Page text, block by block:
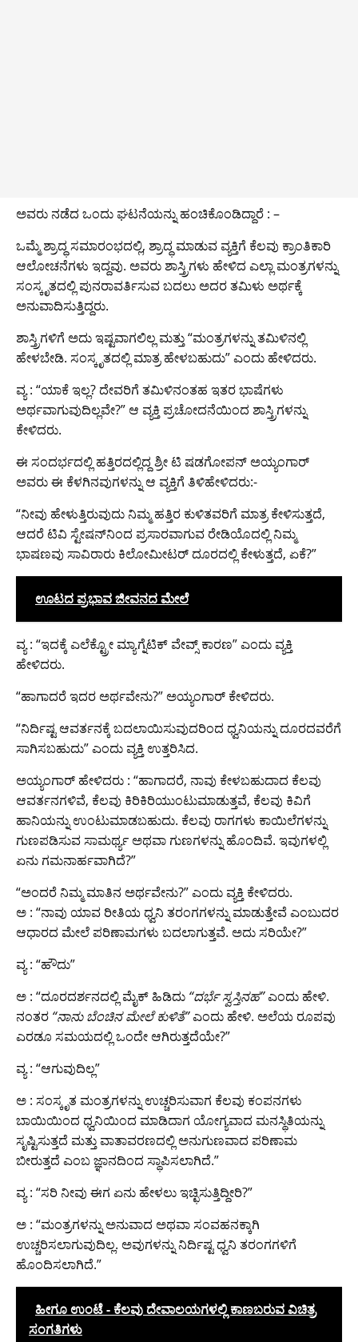
ಅವರು ನಡೆದ ಒಂದು ಘಟನೆಯನ್ನು ಹಂಚಿಕೊಂಡಿದ್ದಾರೆ : –
ಒಮ್ಮೆ ಶ್ರಾದ್ಧ ಸಮಾರಂಭದಲ್ಲಿ, ಶ್ರಾದ್ಧ ಮಾಡುವ ವ್ಯಕ್ತಿಗೆ ಕೆಲವು ಕ್ರಾಂತಿಕಾರಿ
ಆಲೋಚನೆಗಳು ಇದ್ದವು. ಅವರು ಶಾಸ್ತ್ರಿಗಳು ಹೇಳಿದ ಎಲ್ಲಾ ಮಂತ್ರಗಳನ್ನು
ಸಂಸ್ಕೃತದಲ್ಲಿ ಪುನರಾವರ್ತಿಸುವ ಬದಲು ಅದರ ತಮಿಳು ಅರ್ಥಕ್ಕೆ
ಅನುವಾದಿಸುತ್ತಿದ್ದರು.
ಶಾಸ್ತ್ರಿಗಳಿಗೆ ಅದು ಇಷ್ಟವಾಗಲಿಲ್ಲ ಮತ್ತು “ಮಂತ್ರಗಳನ್ನು ತಮಿಳಿನಲ್ಲಿ
ಹೇಳಬೇಡಿ. ಸಂಸ್ಕೃತದಲ್ಲಿ ಮಾತ್ರ ಹೇಳಬಹುದು” ಎಂದು ಹೇಳಿದರು.
ವ್ಯ : “ಯಾಕೆ ಇಲ್ಲ? ದೇವರಿಗೆ ತಮಿಳಿನಂತಹ ಇತರ ಭಾಷೆಗಳು
ಅರ್ಥವಾಗುವುದಿಲ್ಲವೇ?” ಆ ವ್ಯಕ್ತಿ ಪ್ರಚೋದನೆಯಿಂದ ಶಾಸ್ತ್ರಿಗಳನ್ನು
ಕೇಳಿದರು.
ಈ ಸಂದರ್ಭದಲ್ಲಿ ಹತ್ತಿರದಲ್ಲಿದ್ದ ಶ್ರೀ ಟಿ ಷಡಗೋಪನ್ ಅಯ್ಯಂಗಾರ್
ಅವರು ಈ ಕೆಳಗಿನವುಗಳನ್ನು ಆ ವ್ಯಕ್ತಿಗೆ ತಿಳಿಹೇಳಿದರು:-
“ನೀವು ಹೇಳುತ್ತಿರುವುದು ನಿಮ್ಮ ಹತ್ತಿರ ಕುಳಿತವರಿಗೆ ಮಾತ್ರ ಕೇಳಿಸುತ್ತದೆ,
ಆದರೆ ಟಿವಿ ಸ್ಟೇಷನ್‌ನಿಂದ ಪ್ರಸಾರವಾಗುವ ರೇಡಿಯೊದಲ್ಲಿ ನಿಮ್ಮ
ಭಾಷಣವು ಸಾವಿರಾರು ಕಿಲೋಮೀಟರ್ ದೂರದಲ್ಲಿ ಕೇಳುತ್ತದೆ, ಏಕೆ?”
ಊಟದ ಪ್ರಭಾವ ಜೀವನದ ಮೇಲೆ
ವ್ಯ : “ಇದಕ್ಕೆ ಎಲೆಕ್ಟ್ರೋ ಮ್ಯಾಗ್ನೆಟಿಕ್ ವೇವ್ಸ್ ಕಾರಣ” ಎಂದು ವ್ಯಕ್ತಿ
ಹೇಳಿದರು.
“ಹಾಗಾದರೆ ಇದರ ಅರ್ಥವೇನು?” ಅಯ್ಯಂಗಾರ್ ಕೇಳಿದರು.
“ನಿರ್ದಿಷ್ಟ ಆವರ್ತನಕ್ಕೆ ಬದಲಾಯಿಸುವುದರಿಂದ ಧ್ವನಿಯನ್ನು ದೂರದವರೆಗೆ
ಸಾಗಿಸಬಹುದು” ಎಂದು ವ್ಯಕ್ತಿ ಉತ್ತರಿಸಿದ.
ಅಯ್ಯಂಗಾರ್ ಹೇಳಿದರು : “ಹಾಗಾದರೆ, ನಾವು ಕೇಳಬಹುದಾದ ಕೆಲವು
ಆವರ್ತನಗಳಿವೆ, ಕೆಲವು ಕಿರಿಕಿರಿಯುಂಟುಮಾಡುತ್ತವೆ, ಕೆಲವು ಕಿವಿಗೆ
ಹಾನಿಯನ್ನು ಉಂಟುಮಾಡಬಹುದು. ಕೆಲವು ರಾಗಗಳು ಕಾಯಿಲೆಗಳನ್ನು
ಗುಣಪಡಿಸುವ ಸಾಮರ್ಥ್ಯ ಅಥವಾ ಗುಣಗಳನ್ನು ಹೊಂದಿವೆ. ಇವುಗಳಲ್ಲಿ
ಏನು ಗಮನಾರ್ಹವಾಗಿದೆ?”
“ಅಂದರೆ ನಿಮ್ಮ ಮಾತಿನ ಅರ್ಥವೇನು?” ಎಂದು ವ್ಯಕ್ತಿ ಕೇಳಿದರು.
ಅ : “ನಾವು ಯಾವ ರೀತಿಯ ಧ್ವನಿ ತರಂಗಗಳನ್ನು ಮಾಡುತ್ತೇವೆ ಎಂಬುದರ
ಆಧಾರದ ಮೇಲೆ ಪರಿಣಾಮಗಳು ಬದಲಾಗುತ್ತವೆ. ಅದು ಸರಿಯೇ?”
ವ್ಯ : “ಹೌದು”
ಅ : “ದೂರದರ್ಶನದಲ್ಲಿ ಮೈಕ್ ಹಿಡಿದು “ದರ್ಭೆ ಸ್ವಸ್ತಿನಹ”ಎಂದು ಹೇಳಿ.
ನಂತರ “ನಾನು ಬೆಂಚಿನ ಮೇಲೆ ಕುಳಿತೆ”ಎಂದು ಹೇಳಿ. ಅಲೆಯ ರೂಪವು
ಎರಡೂ ಸಮಯದಲ್ಲಿ ಒಂದೇ ಆಗಿರುತ್ತದೆಯೇ?”
ವ್ಯ : “ಆಗುವುದಿಲ್ಲ”
ಅ : ಸಂಸ್ಕೃತ ಮಂತ್ರಗಳನ್ನು ಉಚ್ಚರಿಸುವಾಗ ಕೆಲವು ಕಂಪನಗಳು
ಬಾಯಿಯಿಂದ ಧ್ವನಿಯಿಂದ ಮಾಡಿದಾಗ ಯೋಗ್ಯವಾದ ಮನಸ್ಥಿತಿಯನ್ನು
ಸೃಷ್ಟಿಸುತ್ತದೆ ಮತ್ತು ವಾತಾವರಣದಲ್ಲಿ ಅನುಗುಣವಾದ ಪರಿಣಾಮ
ಬೀರುತ್ತದೆ ಎಂಬ ಜ್ಞಾನದಿಂದ ಸ್ಥಾಪಿಸಲಾಗಿದೆ.”
ವ್ಯ : “ಸರಿ ನೀವು ಈಗ ಏನು ಹೇಳಲು ಇಚ್ಛಿಸುತ್ತಿದ್ದೀರಿ?”
ಅ : “ಮಂತ್ರಗಳನ್ನು ಅನುವಾದ ಅಥವಾ ಸಂವಹನಕ್ಕಾಗಿ
ಉಚ್ಚರಿಸಲಾಗುವುದಿಲ್ಲ. ಅವುಗಳನ್ನು ನಿರ್ದಿಷ್ಟ ಧ್ವನಿ ತರಂಗಗಳಿಗೆ
ಹೊಂದಿಸಲಾಗಿದೆ.”
ಹೀಗೂ ಉಂಟೆ - ಕೆಲವು ದೇವಾಲಯಗಳಲ್ಲಿ ಕಾಣಬರುವ ವಿಚಿತ್ರ
ಸಂಗತಿಗಳು